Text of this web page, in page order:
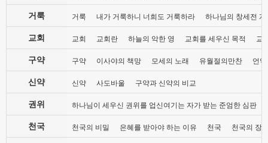
거룩 거룩 내가 거룩하니 너희도 거룩하라 하나님의 창세전 계
교회 교회 교회란 하늘의 악한 영 교회를 세우신 목적 교
구약 구약 이사야의 책망 모세의 노래 유월절의만찬 언
신약 신약 사도바울 구약과 신약의 비교
권위 하나님이 세우신 권위를 업신여기는 자가 받는 준엄한 심판
천국 천국의 비밀 은혜를 받아야 하는 이유 천국 천국의 장